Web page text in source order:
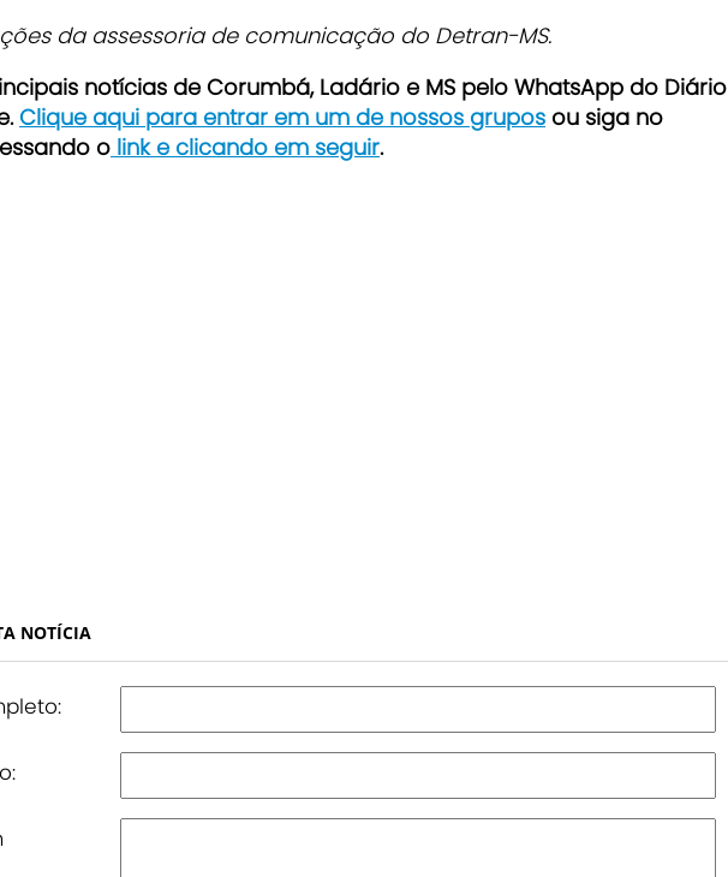
da assessoria de comunicação do Detran-MS.
notícias de Corumbá, Ladário e MS pelo WhatsApp do Diário
Clique aqui para entrar em um de nossos grupos ou siga no
o link e clicando em seguir.
NOTÍCIA